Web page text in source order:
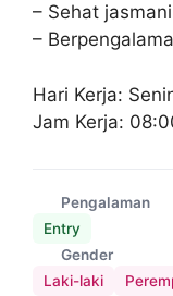
– Sehat
–
Hari Kerja:
Jam Kerja:
Pengalaman
Entry
Gender
Laki-laki